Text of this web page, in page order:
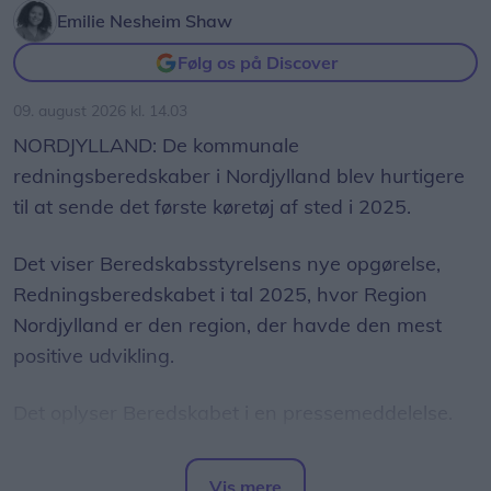
Det handler om at skabe et fællesskab, hvor børn,
unge og voksne kan lære, udvikle sig og være
sammen. Det fællesskab begynder ikke den dag,
bygningerne står færdige – det begynder med
børnene. Derfor er det helt særligt at kunne byde
de allerførste GRO-elever velkommen med en
gave, der symboliserer, at de er med til at få noget
nyt til at spire og blomstre, siger Peter Hansen,
formand for Børne- og Familieudvalget i Rebild
Kommune.
En skole, der begynder med børnene
Når byggeriet står færdigt i 2030, skal området
Emilie Nesheim Shaw
Følg os på Discover
09. august 2026 kl. 14.03
NORDJYLLAND: De kommunale
redningsberedskaber i Nordjylland blev hurtigere
til at sende det første køretøj af sted i 2025.
Det viser Beredskabsstyrelsens nye opgørelse,
Redningsberedskabet i tal 2025, hvor Region
Nordjylland er den region, der havde den mest
positive udvikling.
Den gennemsnitlige afgangstid faldt fra 3